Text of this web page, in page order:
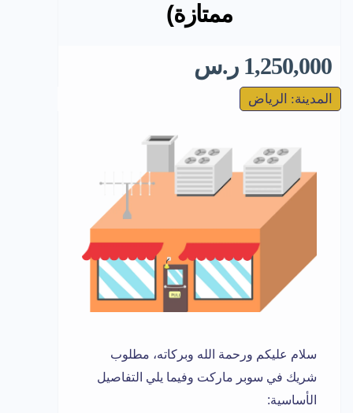
ممتازة)
1,250,000 ر.س
المدينة: الرياض
سلام عليكم ورحمة الله وبركاته، مطلوب
شريك في سوبر ماركت وفيما يلي التفاصيل
الأساسية: